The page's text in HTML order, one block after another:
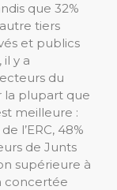
que 32%
tiers
et publics
y a
du
la plupart que
meilleure :
l’ERC, 48%
de Junts
supérieure à
concertée